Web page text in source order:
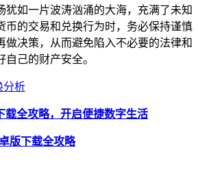
犹如一片波涛汹涌的大海，充满了未知
币的交易和兑换行为时，务必保持谨慎
做决策，从而避免陷入不必要的法律和
己的财产安全。
分析
载全攻略，开启便捷数字生活
版下载全攻略